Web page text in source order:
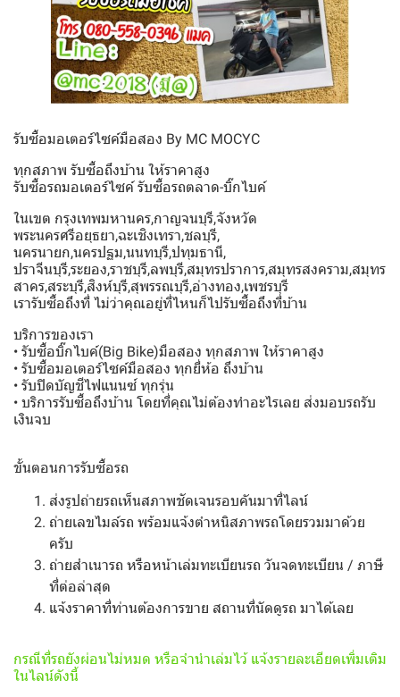
รับซื้อมอเตอร์ไซค์มือสอง By MC MOCYC
ทุกสภาพ รับซื้อถึงบ้าน ให้ราคาสูง
รับซื้อรถมอเตอร์ไซค์ รับซื้อรถตลาด-บิ๊กไบค์
ในเขต กรุงเทพมหานคร,กาญจนบุรี,จังหวัด
พระนครศรีอยุธยา,ฉะเชิงเทรา,ชลบุรี,
นครนายก,นครปฐม,นนทบุรี,ปทุมธานี,
ปราจีนบุรี,ระยอง,ราชบุรี,ลพบุรี,สมุทรปราการ,สมุทรสงคราม,สมุทร
สาคร,สระบุรี,สิงห์บุรี,สุพรรณบุรี,อ่างทอง,เพชรบุรี
เรารับซื้อถึงที่ ไม่ว่าคุณอยู่ที่ไหนก็ไปรับซื้อถึงที่บ้าน
บริการของเรา
• รับซื้อบิ๊กไบค์(Big Bike)มือสอง ทุกสภาพ ให้ราคาสูง
• รับซื้อมอเตอร์ไซค์มือสอง ทุกยี่ห้อ ถึงบ้าน
• รับปิดบัญชีไฟแนนซ์ ทุกรุ่น
• บริการรับซื้อถึงบ้าน โดยที่คุณไม่ต้องทำอะไรเลย ส่งมอบรถรับ
เงินจบ
ขั้นตอนการรับซื้อรถ
ส่งรูปถ่ายรถเห็นสภาพชัดเจนรอบคันมาที่ไลน์
ถ่ายเลขไมล์รถ พร้อมแจ้งตำหนิสภาพรถโดยรวมมาด้วย
ครับ
ถ่ายสำเนารถ หรือหน้าเล่มทะเบียนรถ วันจดทะเบียน / ภาษี
ที่ต่อล่าสุด
แจ้งราคาที่ท่านต้องการขาย สถานที่นัดดูรถ มาได้เลย
กรณีที่รถยังผ่อนไม่หมด หรือจำนำเล่มไว้ แจ้งรายละเอียดเพิ่มเติม
ในไลน์ดังนี้